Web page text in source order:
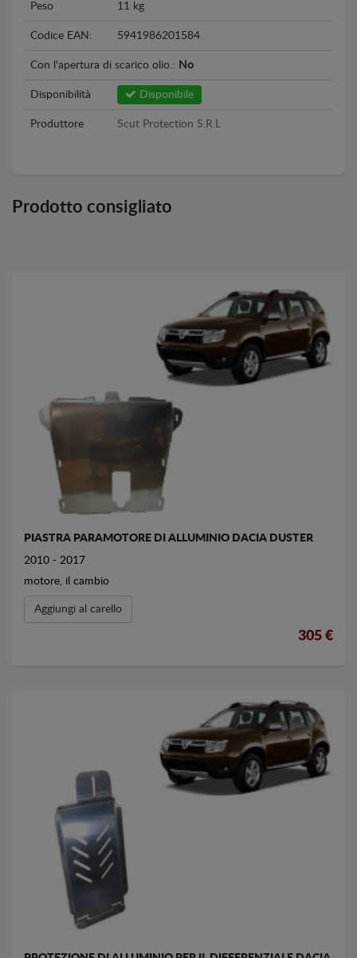
Peso 11 kg
Codice EAN: 5941986201584
Con l'apertura di scarico olio.: No
Disponibilità Disponibile
Produttore Scut Protection S.R.L
Prodotto consigliato
PIASTRA PARAMOTORE DI ALLUMINIO DACIA DUSTER
2010 - 2017
motore, il cambio
Aggiungi al carello
305 €